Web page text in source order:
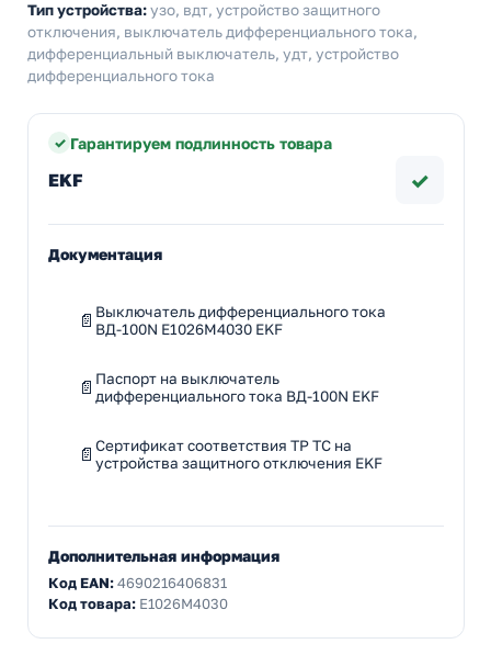
Тип устройства:узо, вдт, устройство защитного
отключения, выключатель дифференциального тока,
дифференциальный выключатель, удт, устройство
дифференциального тока
Гарантируем подлинность товара
EKF ✓
Документация
Выключатель дифференциального тока
ВД-100N E1026M4030 EKF
Паспорт на выключатель
дифференциального тока ВД-100N EKF
Сертификат соответствия ТР ТС на
устройства защитного отключения EKF
Дополнительная информация
Код EAN:4690216406831
Код товара: E1026M4030